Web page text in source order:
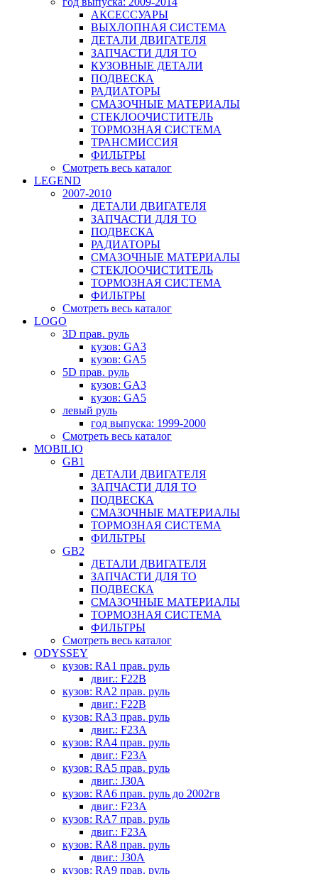
АКСЕССУАРЫ
ВЫХЛОПНАЯ СИСТЕМА
ДЕТАЛИ ДВИГАТЕЛЯ
ЗАПЧАСТИ ДЛЯ ТО
КУЗОВНЫЕ ДЕТАЛИ
ПОДВЕСКА
РАДИАТОРЫ
СМАЗОЧНЫЕ МАТЕРИАЛЫ
СТЕКЛООЧИСТИТЕЛЬ
ТОРМОЗНАЯ СИСТЕМА
ТРАНСМИССИЯ
ФИЛЬТРЫ
Смотреть весь каталог
LEGEND
2007-2010
ДЕТАЛИ ДВИГАТЕЛЯ
ЗАПЧАСТИ ДЛЯ ТО
ПОДВЕСКА
РАДИАТОРЫ
СМАЗОЧНЫЕ МАТЕРИАЛЫ
СТЕКЛООЧИСТИТЕЛЬ
ТОРМОЗНАЯ СИСТЕМА
ФИЛЬТРЫ
Смотреть весь каталог
LOGO
3D прав. руль
кузов: GA3
кузов: GA5
5D прав. руль
кузов: GA3
кузов: GA5
левый руль
год выпуска: 1999-2000
Смотреть весь каталог
MOBILIO
GB1
ДЕТАЛИ ДВИГАТЕЛЯ
ЗАПЧАСТИ ДЛЯ ТО
ПОДВЕСКА
СМАЗОЧНЫЕ МАТЕРИАЛЫ
ТОРМОЗНАЯ СИСТЕМА
ФИЛЬТРЫ
GB2
ДЕТАЛИ ДВИГАТЕЛЯ
ЗАПЧАСТИ ДЛЯ ТО
ПОДВЕСКА
СМАЗОЧНЫЕ МАТЕРИАЛЫ
ТОРМОЗНАЯ СИСТЕМА
ФИЛЬТРЫ
Смотреть весь каталог
ODYSSEY
кузов: RA1 прав. руль
двиг.: F22B
кузов: RA2 прав. руль
двиг.: F22B
кузов: RA3 прав. руль
двиг.: F23A
кузов: RA4 прав. руль
двиг.: F23A
кузов: RA5 прав. руль
двиг.: J30A
кузов: RA6 прав. руль до 2002гв
двиг.: F23A
кузов: RA7 прав. руль
двиг.: F23A
кузов: RA8 прав. руль
двиг.: J30A
кузов: RA9 прав. руль